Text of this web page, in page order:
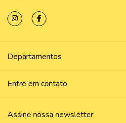
Departamentos
Entre em contato
Assine nossa newsletter